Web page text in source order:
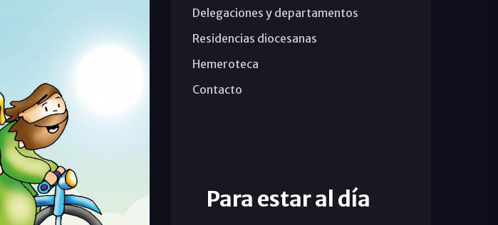
Delegaciones y departamentos
Residencias diocesanas
Hemeroteca
Contacto
Para estar al día